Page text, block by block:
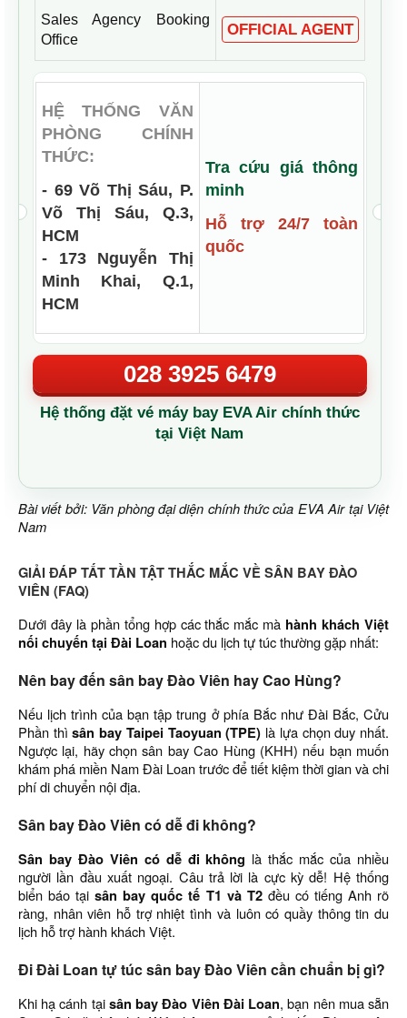
Sales Agency Booking
Office
OFFICIAL AGENT
HỆ THỐNG VĂN
PHÒNG CHÍNH
THỨC:
- 69 Võ Thị Sáu, P.
Võ Thị Sáu, Q.3,
HCM
- 173 Nguyễn Thị
Minh Khai, Q.1,
HCM
Tra cứu giá thông
minh
Hỗ trợ 24/7 toàn
quốc
028 3925 6479
Hệ thống đặt vé máy bay EVA Air chính thức
tại Việt Nam
Bài viết bởi: Văn phòng đại diện chính thức của EVA Air tại Việt
Nam
GIẢI ĐÁP TẤT TẦN TẬT THẮC MẮC VỀ SÂN BAY ĐÀO
VIÊN (FAQ)
Dưới đây là phần tổng hợp các thắc mắc mà hành khách Việt
nối chuyến tại Đài Loan hoặc du lịch tự túc thường gặp nhất:
Nên bay đến sân bay Đào Viên hay Cao Hùng?
Nếu lịch trình của bạn tập trung ở phía Bắc như Đài Bắc, Cửu
Phần thìsân bay Taipei Taoyuan (TPE) là lựa chọn duy nhất.
Ngược lại, hãy chọn sân bay Cao Hùng (KHH) nếu bạn muốn
khám phá miền Nam Đài Loan trước để tiết kiệm thời gian và chi
phí di chuyển nội địa.
Sân bay Đào Viên có dễ đi không?
Sân bay Đào Viên có dễ đi không là thắc mắc của nhiều
người lần đầu xuất ngoại. Câu trả lời là cực kỳ dễ! Hệ thống
biển báo tạisân bay quốc tế T1 và T2đều có tiếng Anh rõ
ràng, nhân viên hỗ trợ nhiệt tình và luôn có quầy thông tin du
lịch hỗ trợ hành khách Việt.
Đi Đài Loan tự túc sân bay Đào Viên cần chuẩn bị gì?
Khi hạ cánh tạisân bay Đào Viên Đài Loan, bạn nên mua sẵn